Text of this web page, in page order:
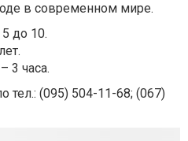
в современном мире.
до 10.
3 часа.
тел.: (095) 504-11-68; (067)